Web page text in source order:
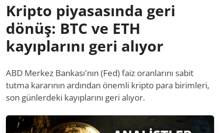
Kripto piyasasında geri
dönüş: BTC ve ETH
kayıplarını geri alıyor
ABD Merkez Bankası'nın (Fed) faiz oranlarını sabit
tutma kararının ardından önemli kripto para birimleri,
son günlerdeki kayıplarını geri alıyor.